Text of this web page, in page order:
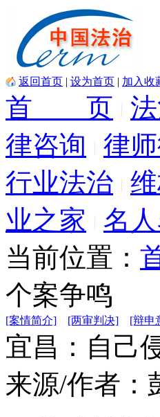
返回首页 | 设为首页 | 加入收
首 页
律咨询
律
行业法治
业之家
名
当前位置：
个案争鸣
[案情简介] [两审判决] [辩申
宜昌：自己
来源/作者：